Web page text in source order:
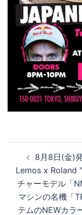
ナ
ビ
ゲ
8月8日(金)
Lemos x Roland
チャーモデル「
マシンの名機「
テムのNEWカラ